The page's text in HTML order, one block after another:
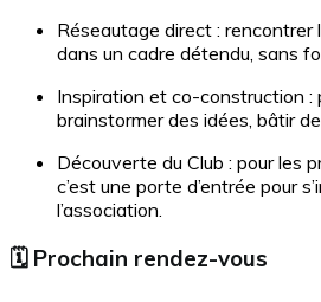
Réseautage direct : rencontrer
dans un cadre détendu, sans
Inspiration et co-construction :
brainstormer des idées, bâtir
Découverte du Club : pour les
c’est une porte d’entrée pour
l’association.
🗓 Prochain rendez-vous